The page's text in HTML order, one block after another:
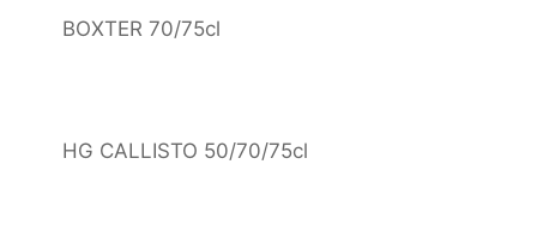
BOXTER 70/75cl
HG CALLISTO 50/70/75cl